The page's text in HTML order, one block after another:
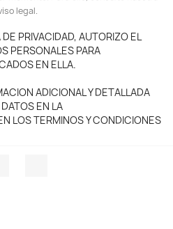
legal.
PRIVACIDAD, AUTORIZO EL
PERSONALES PARA
EN ELLA.
ADICIONAL Y DETALLADA
EN LA
LOS TERMINOS Y CONDICIONES